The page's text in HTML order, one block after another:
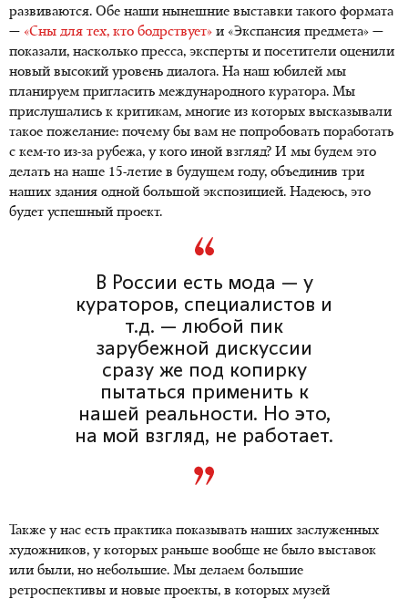
развиваются. Обе наши нынешние выставки такого формата
— «Сны для тех, кто бодрствует» и «Экспансия предмета» —
показали, насколько пресса, эксперты и посетители оценили
новый высокий уровень диалога. На наш юбилей мы
планируем пригласить международного куратора. Мы
прислушались к критикам, многие из которых высказывали
такое пожелание: почему бы вам не попробовать поработать
с кем-то из-за рубежа, у кого иной взгляд? И мы будем это
делать на наше 15-летие в будущем году, объединив три
наших здания одной большой экспозицией. Надеюсь, это
будет успешный проект.
В России есть мода — у
кураторов, специалистов и
т.д. — любой пик
зарубежной дискуссии
сразу же под копирку
пытаться применить к
нашей реальности. Но это,
на мой взгляд, не работает.
Также у нас есть практика показывать наших заслуженных
художников, у которых раньше вообще не было выставок
или были, но небольшие. Мы делаем большие
ретроспективы и новые проекты, в которых музей